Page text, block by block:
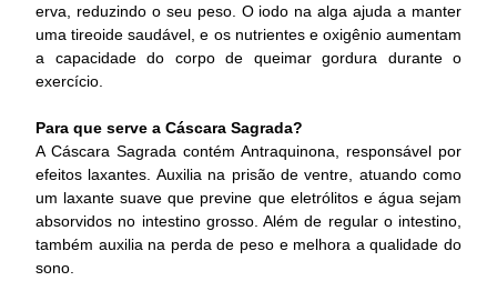
erva, reduzindo o seu peso. O iodo na alga ajuda a manter
uma tireoide saudável, e os nutrientes e oxigênio aumentam
a capacidade do corpo de queimar gordura durante o
exercício.
Para que serve a Cáscara Sagrada?
A Cáscara Sagrada contém Antraquinona, responsável por
efeitos laxantes. Auxilia na prisão de ventre, atuando como
um laxante suave que previne que eletrólitos e água sejam
absorvidos no intestino grosso. Além de regular o intestino,
também auxilia na perda de peso e melhora a qualidade do
sono.